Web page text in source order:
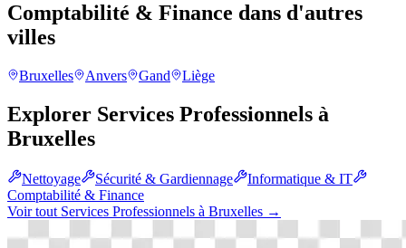
Comptabilité & Finance dans d'autres
villes
Bruxelles Anvers Gand Liège
Explorer Services Professionnels à
Bruxelles
Nettoyage Sécurité & Gardiennage
Informatique & IT
Comptabilité & Finance
Voir tout Services Professionnels à Bruxelles →